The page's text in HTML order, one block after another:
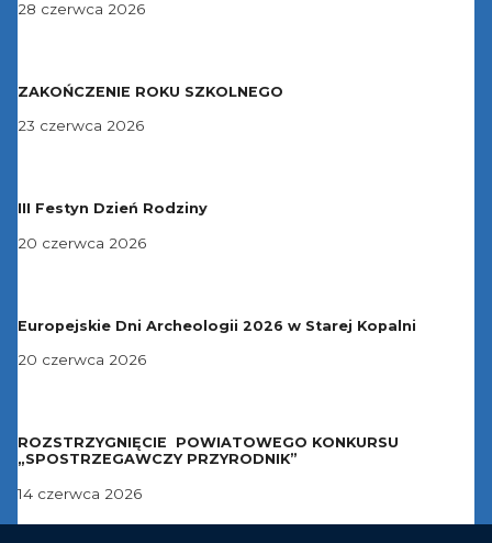
28 czerwca 2026
ZAKOŃCZENIE ROKU SZKOLNEGO
23 czerwca 2026
III Festyn Dzień Rodziny
20 czerwca 2026
Europejskie Dni Archeologii 2026 w Starej Kopalni
20 czerwca 2026
ROZSTRZYGNIĘCIE POWIATOWEGO KONKURSU
„SPOSTRZEGAWCZY PRZYRODNIK”
14 czerwca 2026